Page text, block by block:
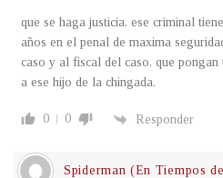
que se haga justicia, ese criminal
años en el penal de maxima
caso y al fiscal del caso, que
a ese hijo de la chingada.
0 0 Responder
Spiderman (En Tiempos